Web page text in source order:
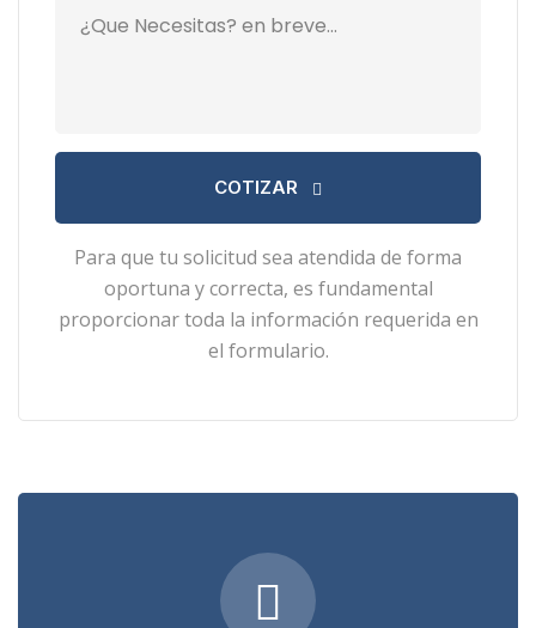
COTIZAR
Para que tu solicitud sea atendida de forma
oportuna y correcta, es fundamental
proporcionar toda la información requerida en
el formulario.